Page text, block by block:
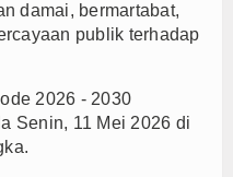
damai, bermartabat,
publik terhadap
2026 - 2030
Senin, 11 Mei 2026 di